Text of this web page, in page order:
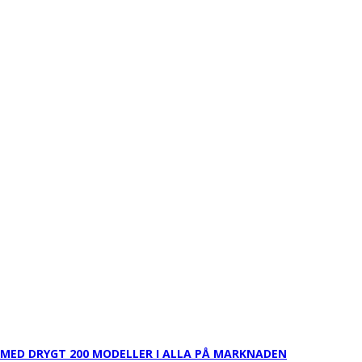
DRYGT 200 MODELLER I ALLA PÅ MARKNADEN